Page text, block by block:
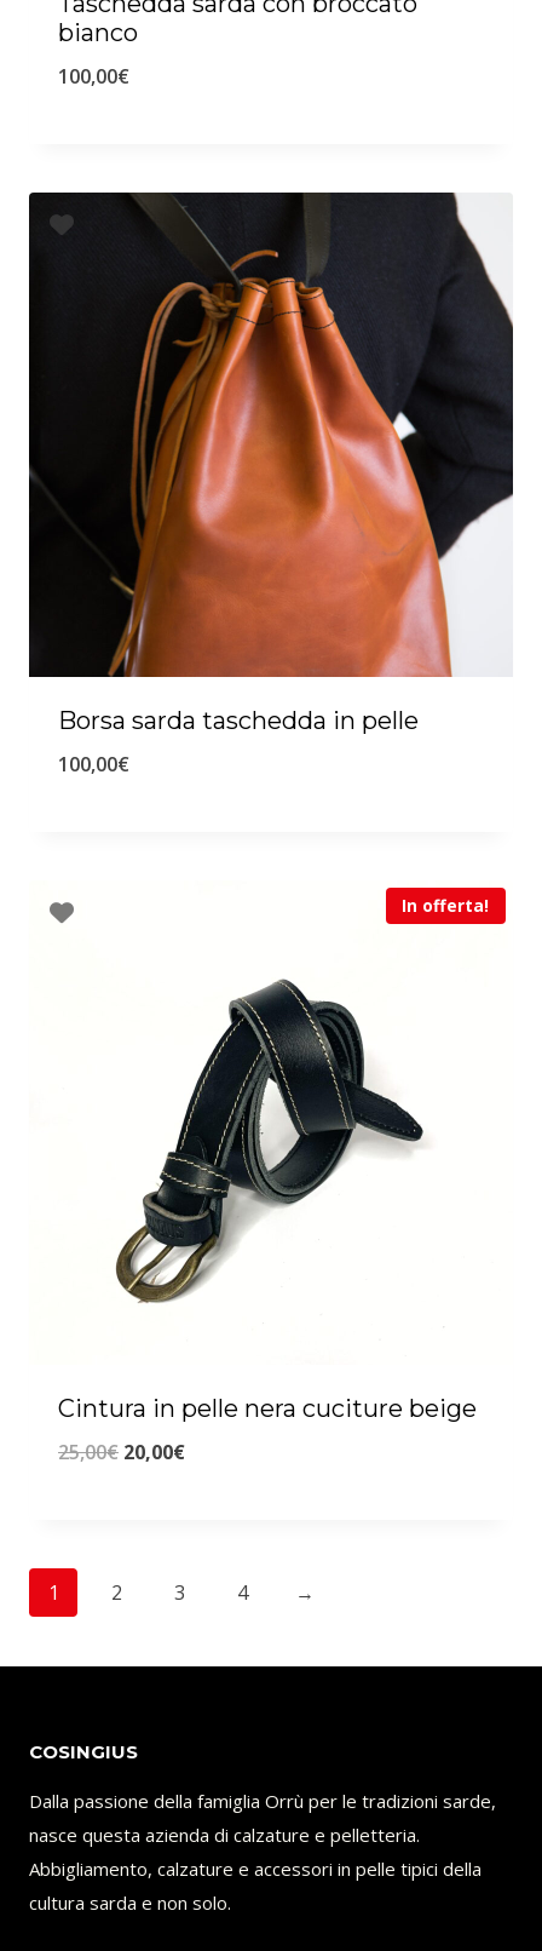
bianco
100,00€
Borsa sarda taschedda in pelle
100,00€
In offerta!
Cintura in pelle nera cuciture beige
25,00€ Il
25,00€.
20,00€Il
20,00€.
1 2 3 4 →
COSINGIUS
Dalla passione della famiglia Orrù per le tradizioni sarde,
nasce questa azienda di calzature e pelletteria.
Abbigliamento, calzature e accessori in pelle tipici della
cultura sarda e non solo.